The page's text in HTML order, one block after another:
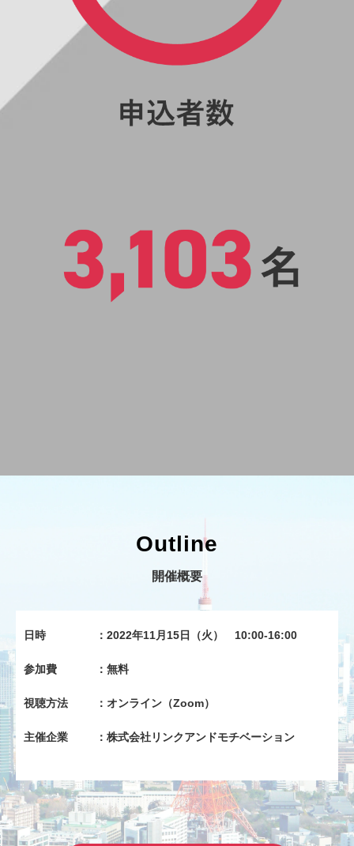
Outline
開催概要
日時 ：2022年11月15日（火） 10:00-16:00
参加費 ：無料
視聴方法 ：オンライン（Zoom）
主催企業 ：株式会社リンクアンドモチベーション